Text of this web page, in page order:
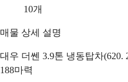
10개
매물 상세 설명
대우 더쎈 3.9톤 냉동탑차(620.
188마력